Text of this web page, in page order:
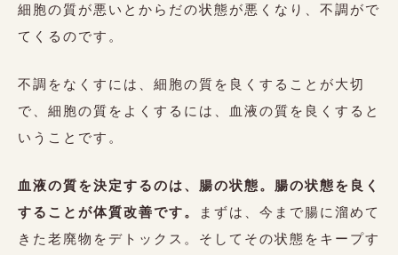
細胞の質が悪いとからだの状態が悪くなり、不調がで
てくるのです。
不調をなくすには、細胞の質を良くすることが大切
で、細胞の質をよくするには、血液の質を良くすると
いうことです。
血液の質を決定するのは、腸の状態。腸の状態を良く
することが体質改善です。
まずは、今まで腸に溜めて
きた老廃物をデトックス。そしてその状態をキープす